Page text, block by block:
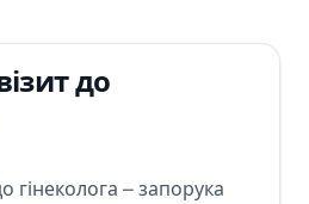
до
гінеколога – запорука